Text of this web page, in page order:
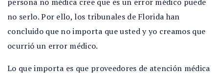
no serlo. Por ello, los tribunales de Florida han
concluido que no importa que usted y yo creamos que
ocurrió un error médico.
Lo que importa es que proveedores de atención médica